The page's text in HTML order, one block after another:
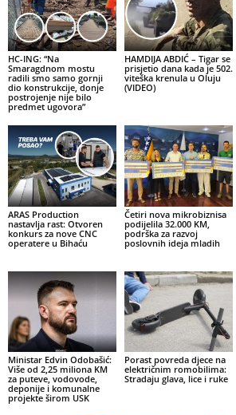
HC-ING: “Na
Smaragdnom mostu
radili smo samo gornji
dio konstrukcije, donje
postrojenje nije bilo
predmet ugovora”
HAMDIJA ABDIĆ – Tigar se
prisjetio dana kada je 502.
viteška krenula u Oluju
(VIDEO)
ARAS Production
nastavlja rast: Otvoren
konkurs za nove CNC
operatere u Bihaću
Četiri nova mikrobiznisa
podijelila 32.000 KM,
podrška za razvoj
poslovnih ideja mladih
Ministar Edvin Odobašić:
Više od 2,25 miliona KM
za puteve, vodovode,
deponije i komunalne
projekte širom USK
Porast povreda djece na
električnim romobilima:
Stradaju glava, lice i ruke